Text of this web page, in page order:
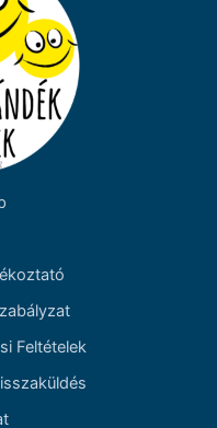
Feltételek